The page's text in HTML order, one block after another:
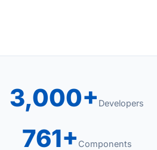
3,000+ Developers
761+ Components